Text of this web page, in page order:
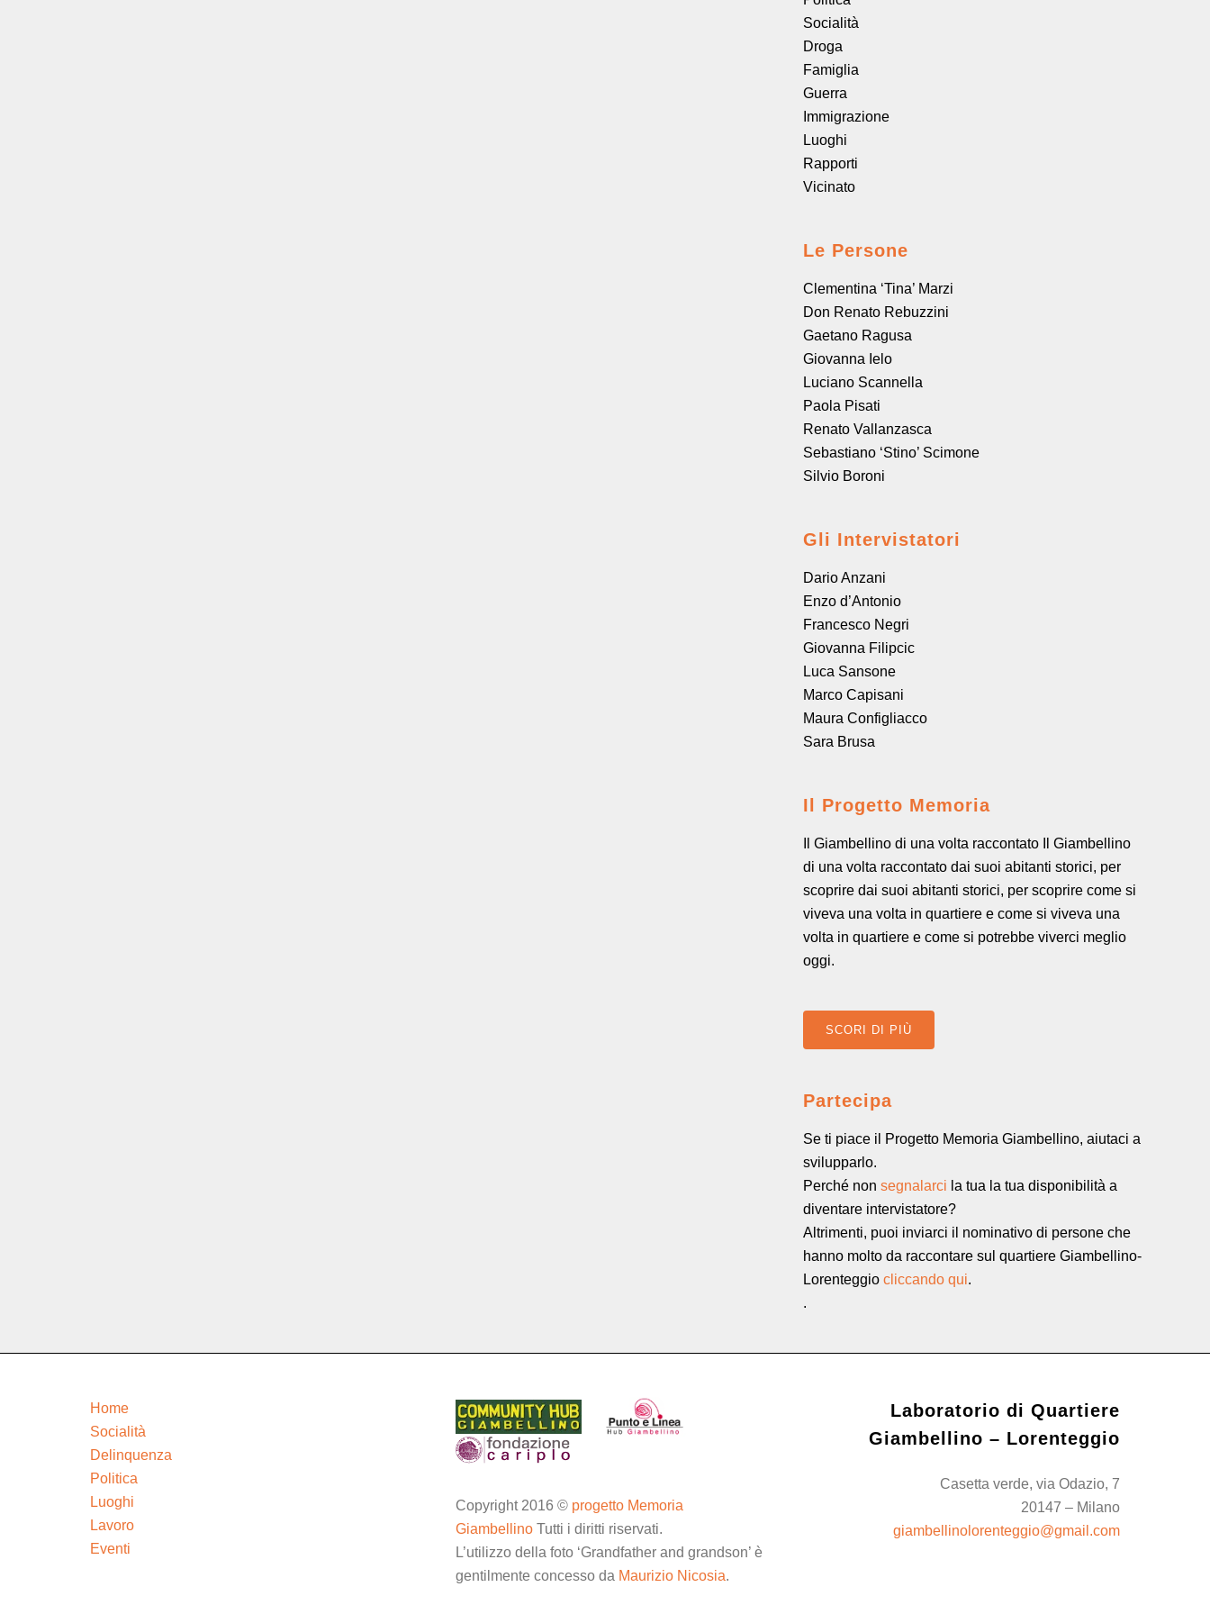
Socialità
Droga
Famiglia
Guerra
Immigrazione
Luoghi
Rapporti
Vicinato
Le Persone
Clementina ‘Tina’ Marzi
Don Renato Rebuzzini
Gaetano Ragusa
Giovanna Ielo
Luciano Scannella
Paola Pisati
Renato Vallanzasca
Sebastiano ‘Stino’ Scimone
Silvio Boroni
Gli Intervistatori
Dario Anzani
Enzo d’Antonio
Francesco Negri
Giovanna Filipcic
Luca Sansone
Marco Capisani
Maura Configliacco
Sara Brusa
Il Progetto Memoria
Il Giambellino di una volta raccontato Il Giambellino
di una volta raccontato dai suoi abitanti storici, per
scoprire dai suoi abitanti storici, per scoprire come si
viveva una volta in quartiere e come si viveva una
volta in quartiere e come si potrebbe viverci meglio
oggi.
SCORI DI PIÙ
Partecipa
Se ti piace il Progetto Memoria Giambellino, aiutaci a
svilupparlo.
Perché non segnalarci la tua la tua disponibilità a
diventare intervistatore?
Altrimenti, puoi inviarci il nominativo di persone che
hanno molto da raccontare sul quartiere Giambellino-
Lorenteggio cliccando qui.
.
Home
Socialità
Delinquenza
Politica
Luoghi
Lavoro
Eventi
Copyright 2016 © progetto Memoria
Giambellino Tutti i diritti riservati.
L’utilizzo della foto ‘Grandfather and grandson’ è
gentilmente concesso da Maurizio Nicosia.
Laboratorio di Quartiere
Giambellino – Lorenteggio
Casetta verde, via Odazio, 7
20147 – Milano
giambellinolorenteggio@gmail.com